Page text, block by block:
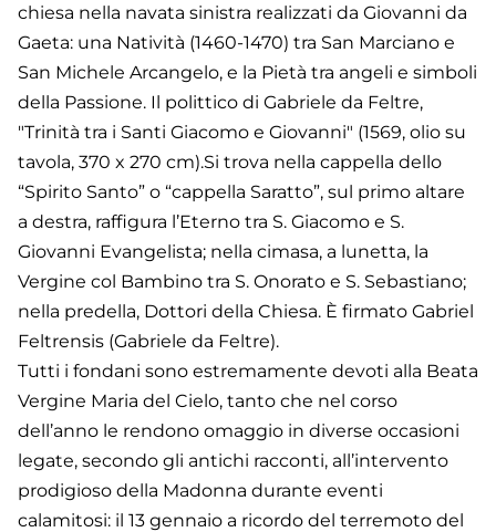
chiesa nella navata sinistra realizzati da Giovanni da
Gaeta: una Natività (1460-1470) tra San Marciano e
San Michele Arcangelo, e la Pietà tra angeli e simboli
della Passione. Il polittico di Gabriele da Feltre,
"Trinità tra i Santi Giacomo e Giovanni" (1569, olio su
tavola, 370 x 270 cm).Si trova nella cappella dello
“Spirito Santo” o “cappella Saratto”, sul primo altare
a destra, raffigura l’Eterno tra S. Giacomo e S.
Giovanni Evangelista; nella cimasa, a lunetta, la
Vergine col Bambino tra S. Onorato e S. Sebastiano;
nella predella, Dottori della Chiesa. È firmato Gabriel
Feltrensis (Gabriele da Feltre).
Tutti i fondani sono estremamente devoti alla Beata
Vergine Maria del Cielo, tanto che nel corso
dell’anno le rendono omaggio in diverse occasioni
legate, secondo gli antichi racconti, all’intervento
prodigioso della Madonna durante eventi
calamitosi: il 13 gennaio a ricordo del terremoto del